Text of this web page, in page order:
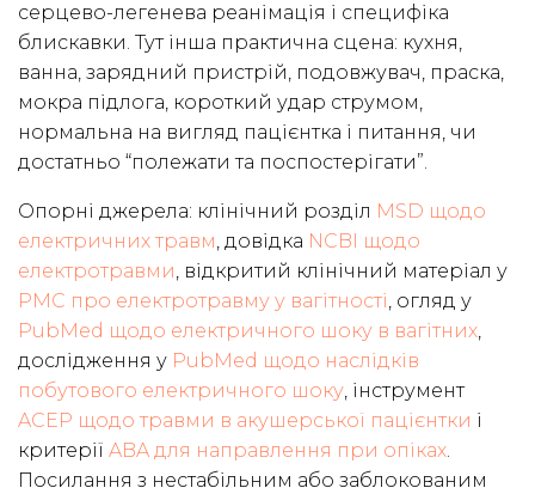
серцево-легенева реанімація і специфіка
блискавки. Тут інша практична сцена: кухня,
ванна, зарядний пристрій, подовжувач, праска,
мокра підлога, короткий удар струмом,
нормальна на вигляд пацієнтка і питання, чи
достатньо “полежати та поспостерігати”.
Опорні джерела: клінічний розділ MSD щодо
електричних травм, довідка NCBI щодо
електротравми, відкритий клінічний матеріал у
PMC про електротравму у вагітності, огляд у
PubMed щодо електричного шоку в вагітних,
дослідження у PubMed щодо наслідків
побутового електричного шоку, інструмент
ACEP щодо травми в акушерської пацієнтки і
критерії ABA для направлення при опіках.
Посилання з нестабільним або заблокованим